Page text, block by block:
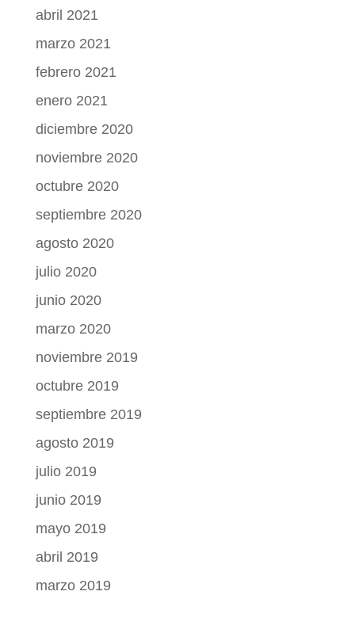
abril 2021
marzo 2021
febrero 2021
enero 2021
diciembre 2020
noviembre 2020
octubre 2020
septiembre 2020
agosto 2020
julio 2020
junio 2020
marzo 2020
noviembre 2019
octubre 2019
septiembre 2019
agosto 2019
julio 2019
junio 2019
mayo 2019
abril 2019
marzo 2019